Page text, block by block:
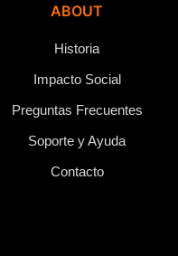
ABOUT
Historia
Impacto Social
Preguntas Frecuentes
Soporte y Ayuda
Contacto